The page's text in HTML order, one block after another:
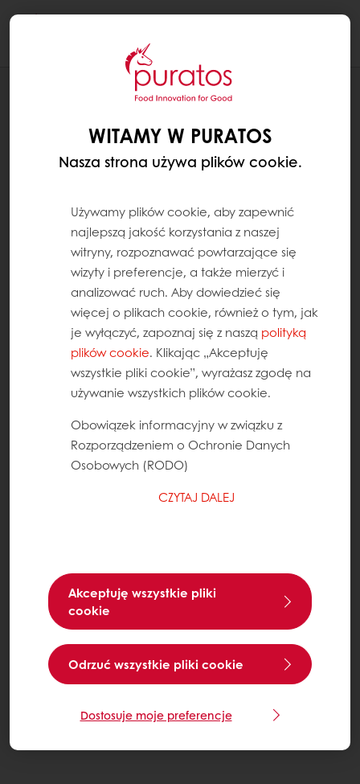
WITAMY W PURATOS
Nasza strona używa plików cookie.
Używamy plików cookie, aby zapewnić
najlepszą jakość korzystania z naszej
witryny, rozpoznawać powtarzające się
wizyty i preferencje, a także mierzyć i
analizować ruch. Aby dowiedzieć się
więcej o plikach cookie, również o tym, jak
je wyłączyć, zapoznaj się z naszą polityką
plików cookie. Klikając „Akceptuję
wszystkie pliki cookie”, wyrażasz zgodę na
używanie wszystkich plików cookie.
Obowiązek informacyjny w związku z
Rozporządzeniem o Ochronie Danych
Osobowych (RODO)
CZYTAJ DALEJ
Akceptuję wszystkie pliki
cookie
Odrzuć wszystkie pliki cookie
Dostosuje moje preferencje